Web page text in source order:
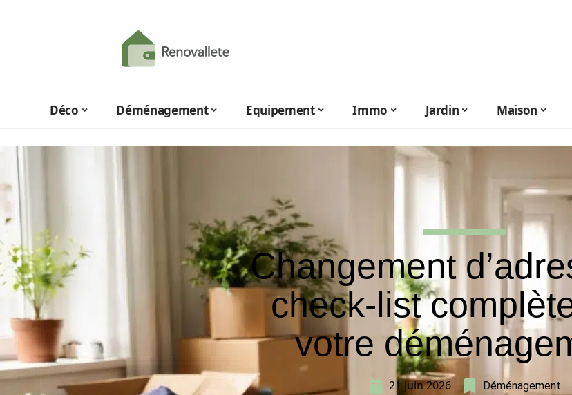
Déco Déménagement Equipement Immo Jardin Maison
Changement
check-list
votre
21 juin 2026 Déménagement